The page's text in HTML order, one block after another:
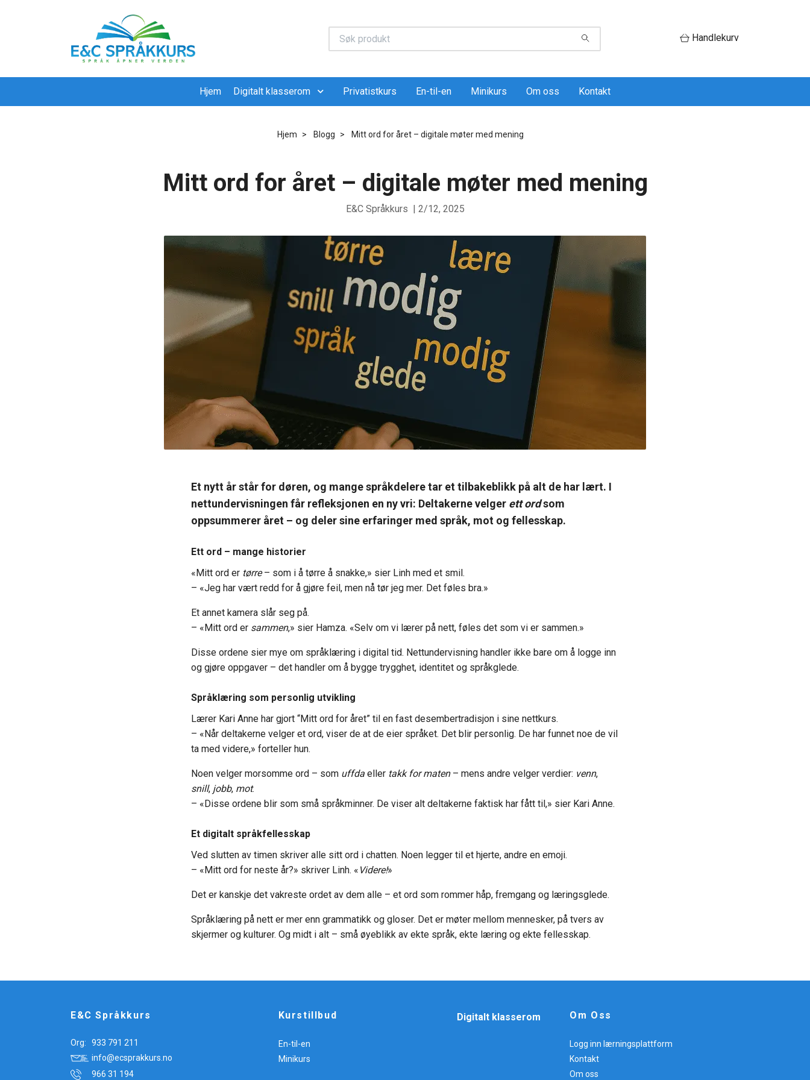
Handlekurv
Hjem Digitalt klasserom Privatistkurs En-til-en Minikurs Om oss Kontakt
Hjem Blogg Mitt ord for året – digitale møter med mening
Mitt ord for året – digitale møter med mening
E&C Språkkurs | 2/12, 2025
Et nytt år står for døren, og mange språkdelere tar et tilbakeblikk på alt de har lært. I
nettundervisningen får refleksjonen en ny vri: Deltakerne velger ett ordsom
oppsummerer året – og deler sine erfaringer med språk, mot og fellesskap.
Ett ord – mange historier
«Mitt ord er tørre– som i å tørre å snakke,» sier Linh med et smil.
– «Jeg har vært redd for å gjøre feil, men nå tør jeg mer. Det føles bra.»
Et annet kamera slår seg på.
– «Mitt ord er sammen,» sier Hamza. «Selv om vi lærer på nett, føles det som vi er sammen.»
Disse ordene sier mye om språklæring i digital tid. Nettundervisning handler ikke bare om å logge inn
og gjøre oppgaver – det handler om å bygge trygghet, identitet og språkglede.
Språklæring som personlig utvikling
Lærer Kari Anne har gjort “Mitt ord for året” til en fast desembertradisjon i sine nettkurs.
– «Når deltakerne velger et ord, viser de at de eier språket. Det blir personlig. De har funnet noe de vil
ta med videre,» forteller hun.
Noen velger morsomme ord – som uffda eller takk for maten– mens andre velger verdier: venn,
snill, jobb, mot.
– «Disse ordene blir som små språkminner. De viser alt deltakerne faktisk har fått til,» sier Kari Anne.
Et digitalt språkfellesskap
Ved slutten av timen skriver alle sitt ord i chatten. Noen legger til et hjerte, andre en emoji.
– «Mitt ord for neste år?» skriver Linh. « Videre!»
Det er kanskje det vakreste ordet av dem alle – et ord som rommer håp, fremgang og læringsglede.
Språklæring på nett er mer enn grammatikk og gloser. Det er møter mellom mennesker, på tvers av
skjermer og kulturer. Og midt i alt – små øyeblikk av ekte språk, ekte læring og ekte fellesskap.
E&C Språkkurs
Org:
933 791 211
info@ecsprakkurs.no
966 31 194
Kurstillbud
En-til-en
Minikurs
Digitalt klasserom Om Oss
Logg inn lærningsplattform
Kontakt
Om oss